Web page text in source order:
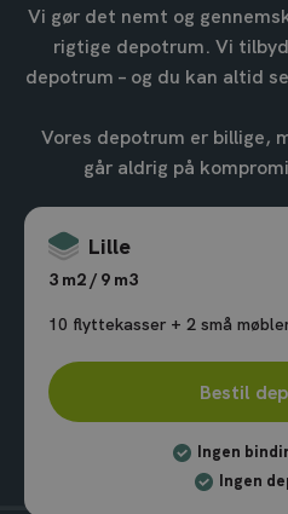
Vi gør det nemt og
rigtige depotrum. Vi
depotrum – og du kan altid
Vores depotrum er billige,
går aldrig på
Lille
3 m2 / 9 m3
10 flyttekasser + 2 små
Bestil
Ingen
Ingen